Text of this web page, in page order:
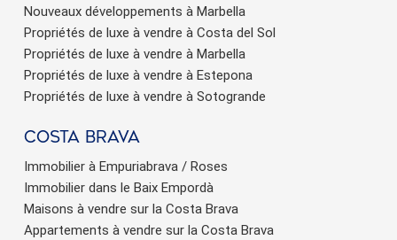
Nouveaux développements à Marbella
Propriétés de luxe à vendre à Costa del Sol
Propriétés de luxe à vendre à Marbella
Propriétés de luxe à vendre à Estepona
Propriétés de luxe à vendre à Sotogrande
Costa brava
Immobilier à Empuriabrava / Roses
Immobilier dans le Baix Empordà
Maisons à vendre sur la Costa Brava
Appartements à vendre sur la Costa Brava